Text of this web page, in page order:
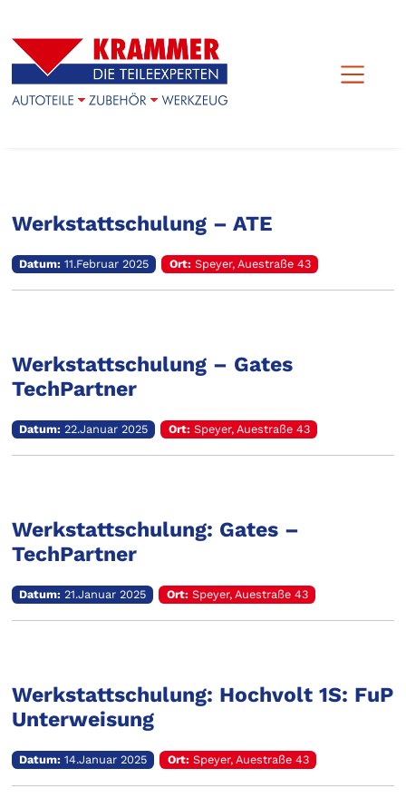
Werkstattschulung – ATE
Datum:11.Februar 2025 Ort: Speyer, Auestraße 43
Werkstattschulung – Gates
TechPartner
Datum:22.Januar 2025 Ort: Speyer, Auestraße 43
Werkstattschulung: Gates –
TechPartner
Datum:21.Januar 2025 Ort: Speyer, Auestraße 43
Werkstattschulung: Hochvolt 1S: FuP
Unterweisung
Datum:14.Januar 2025 Ort: Speyer, Auestraße 43